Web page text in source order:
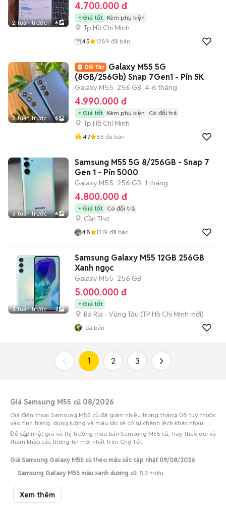
2 tuần trước 6
4.700.000 đ
Giá tốt Kèm phụ kiện
Tp Hồ Chí Minh
4.5 1289 đã bán
2 tuần trước 6
Galaxy M55 5G
(8GB/256Gb) Snap 7Gen1 - Pin 5K
Galaxy M55 256 GB 4-6 tháng
4.990.000 đ
Giá tốt Kèm phụ kiện Có đổi trả
Tp Hồ Chí Minh
4.7 85 đã bán
3 tuần trước 6
Samsung M55 5G 8/256GB - Snap 7
Gen 1 - Pin 5000
Galaxy M55 256 GB 1 tháng
4.800.000 đ
Giá tốt Có đổi trả
Cần Thơ
4.8 1219 đã bán
3 tuần trước 2
Samsung Galaxy M55 12GB 256GB
Xanh ngọc
Galaxy M55 256 GB
5.000.000 đ
Giá tốt
Bà Rịa - Vũng Tàu (TP Hồ Chí Minh mới)
1 đã bán
1 2 3
Giá Samsung M55 cũ 08/2026
Giá điện thoại Samsung M55 cũ đã giảm nhiều trong tháng 08 tuỳ thuộc
vào tình trạng, dung lượng và màu sắc sẽ có sự chênh lệch khác nhau.
Để cập nhật giá và thị trường mua bán Samsung M55 cũ, hãy theo dõi và
tham khảo các thông tin mới nhất trên Chợ Tốt.
Giá Samsung Galaxy M55 cũ theo màu sắc cập nhật 09/08/2026
Samsung Galaxy M55 màu xanh dương cũ: 5,2 triệu
Samsung Galaxy M55 màu đen cũ
Lưu ý:Mức giá dựa trên các tin đăng tại Chợ Tốt, chỉ mang tính chất tham
khảo. Giá Samsung M55 cũ sẽ phụ thuộc vào tình trạng, phiên bản và các
Xem thêm